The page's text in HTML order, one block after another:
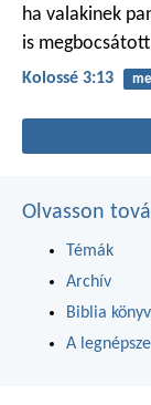
ha valakinek
is
Kolossé 3:13
Olvasson
Témák
Archív
Biblia
A